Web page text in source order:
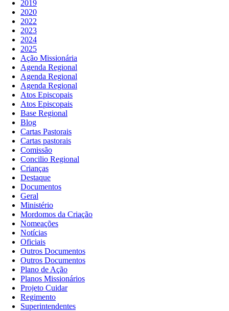
2019
2020
2022
2023
2024
2025
Ação Missionária
Agenda Regional
Agenda Regional
Agenda Regional
Atos Episcopais
Atos Episcopais
Base Regional
Blog
Cartas Pastorais
Cartas pastorais
Comissão
Concilio Regional
Crianças
Destaque
Documentos
Geral
Ministério
Mordomos da Criação
Nomeações
Notícias
Oficiais
Outros Documentos
Outros Documentos
Plano de Ação
Planos Missionários
Projeto Cuidar
Regimento
Superintendentes